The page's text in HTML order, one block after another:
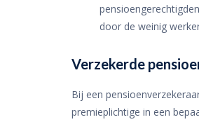
door de weinig
Verzekerde
Bij een
premieplichtige in een